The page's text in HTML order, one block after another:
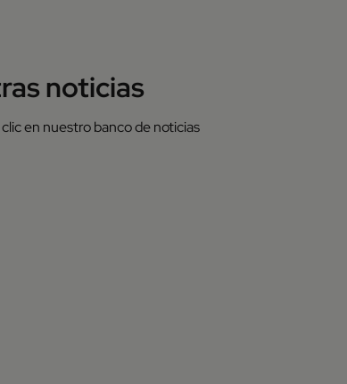
noticias
en nuestro banco de noticias